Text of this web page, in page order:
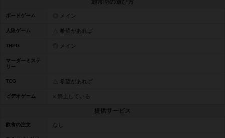
通常時の遊び方
ボードゲーム ◎ メイン
人狼ゲーム △ 希望があれば
TRPG ◎ メイン
マーダーミステ
リー
TCG △ 希望があれば
ビデオゲーム × 禁止している
提供サービス
飲食の注文 なし